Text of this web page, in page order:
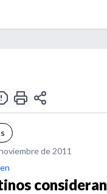
de 2011
consideran